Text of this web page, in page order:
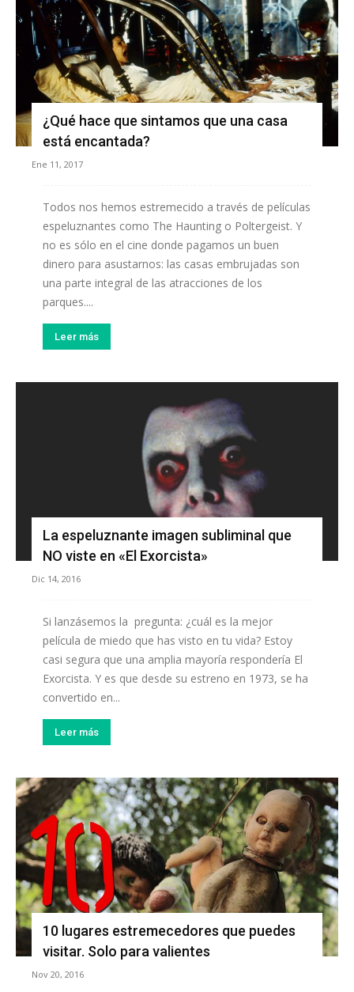
¿Qué hace que sintamos que una casa
está encantada?
Ene 11, 2017
Todos nos hemos estremecido a través de películas
espeluznantes como The Haunting o Poltergeist. Y
no es sólo en el cine donde pagamos un buen
dinero para asustarnos: las casas embrujadas son
una parte integral de las atracciones de los
parques....
Leer más
La espeluznante imagen subliminal que
NO viste en «El Exorcista»
Dic 14, 2016
Si lanzásemos la pregunta: ¿cuál es la mejor
película de miedo que has visto en tu vida? Estoy
casi segura que una amplia mayoría respondería El
Exorcista. Y es que desde su estreno en 1973, se ha
convertido en...
Leer más
10 lugares estremecedores que puedes
visitar. Solo para valientes
Nov 20, 2016